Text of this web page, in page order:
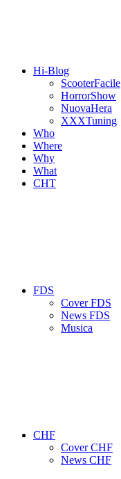
Hi-Blog
ScooterFacile
HorrorShow
NuovaHera
XXXTuning
Who
Where
Why
What
CHT
FDS
Cover FDS
News FDS
Musica
CHF
Cover CHF
News CHF